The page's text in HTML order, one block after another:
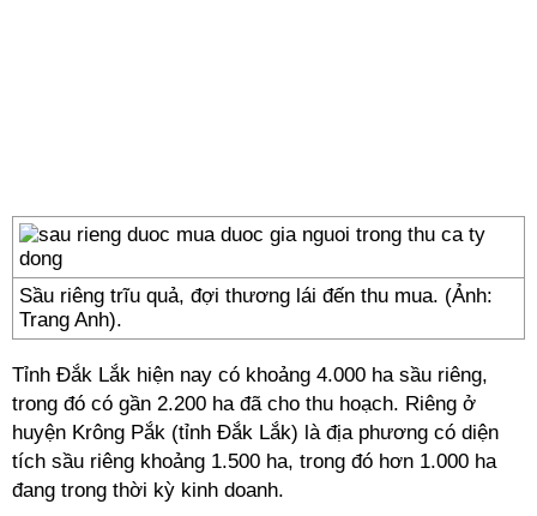
Sầu riêng trĩu quả, đợi thương lái đến thu mua. (Ảnh:
Trang Anh).
Tỉnh Đắk Lắk hiện nay có khoảng 4.000 ha sầu riêng,
trong đó có gần 2.200 ha đã cho thu hoạch. Riêng ở
huyện Krông Pắk (tỉnh Đắk Lắk) là địa phương có diện
tích sầu riêng khoảng 1.500 ha, trong đó hơn 1.000 ha
đang trong thời kỳ kinh doanh.